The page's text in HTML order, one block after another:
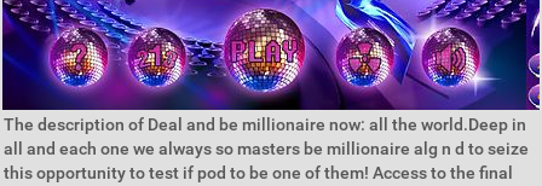
The description of Deal and be millionaire now: all the world.Deep in
all and each one we always so masters be millionaire alg n d to seize
this opportunity to test if pod to be one of them! Access to the final